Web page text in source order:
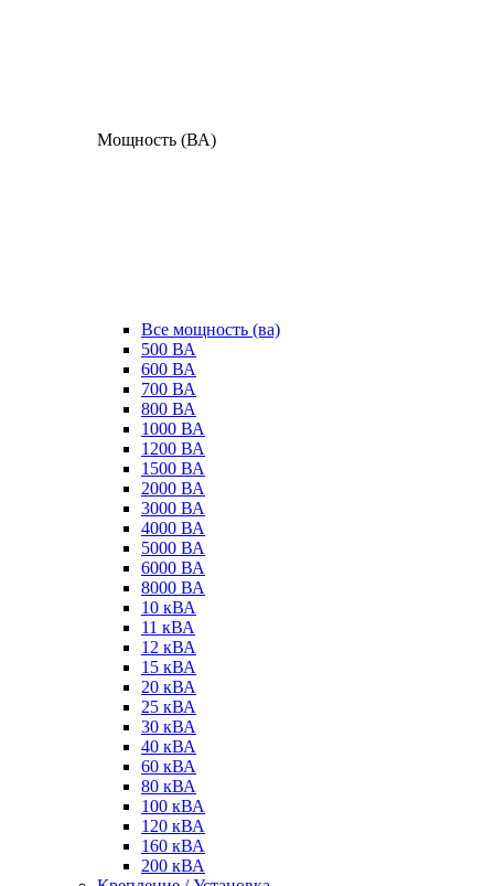
Мощность (ВА)
Все мощность (ва)
500 ВА
600 ВА
700 ВА
800 ВА
1000 ВА
1200 ВА
1500 ВА
2000 ВА
3000 ВА
4000 ВА
5000 ВА
6000 ВА
8000 ВА
10 кВА
11 кВА
12 кВА
15 кВА
20 кВА
25 кВА
30 кВА
40 кВА
60 кВА
80 кВА
100 кВА
120 кВА
160 кВА
200 кВА